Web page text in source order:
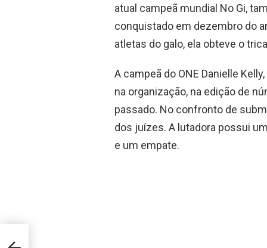
atual campeã mundial No Gi,
conquistado em dezembro do
atletas do galo, ela obteve o
A campeã do ONE Danielle
na organização, na edição de
passado. No confronto de
dos juízes. A lutadora possui
e um empate.